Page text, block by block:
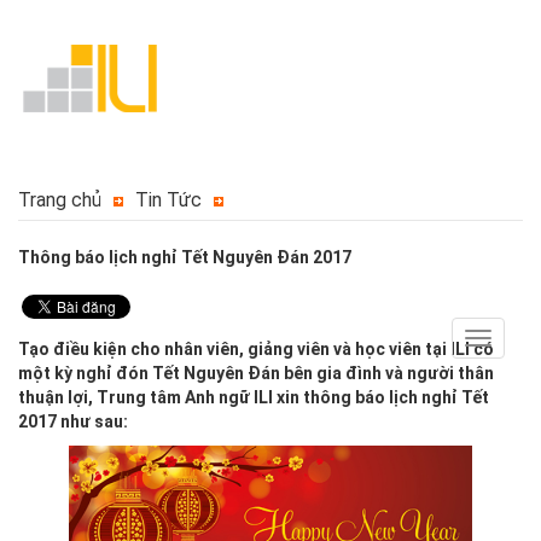
Toggle
Trang chủ Tin Tức
Thông báo lịch nghỉ Tết Nguyên Đán 2017
Tạo điều kiện cho nhân viên, giảng viên và học viên tại ILI có
một kỳ nghỉ đón Tết Nguyên Đán bên gia đình và người thân
thuận lợi, Trung tâm Anh ngữ ILI xin thông báo lịch nghỉ Tết
2017 như sau: